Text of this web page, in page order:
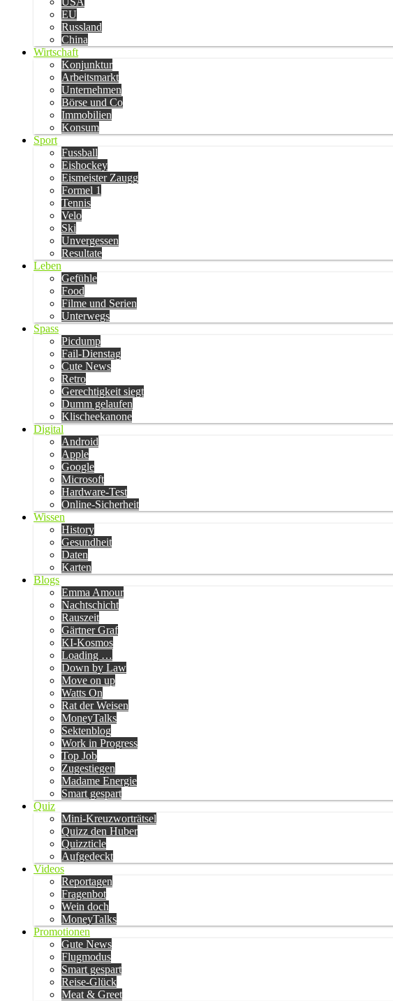
EU
Russland
China
Wirtschaft
Konjunktur
Arbeitsmarkt
Unternehmen
Börse und Co
Immobilien
Konsum
Sport
Fussball
Eishockey
Eismeister Zaugg
Formel 1
Tennis
Velo
Ski
Unvergessen
Resultate
Leben
Gefühle
Food
Filme und Serien
Unterwegs
Spass
Picdump
Fail-Dienstag
Cute News
Retro
Gerechtigkeit siegt
Dumm gelaufen
Klischeekanone
Digital
Android
Apple
Google
Microsoft
Hardware-Test
Online-Sicherheit
Wissen
History
Gesundheit
Daten
Karten
Blogs
Emma Amour
Nachtschicht
Rauszeit
Gärtner Graf
KI-Kosmos
Loading …
Down by Law
Move on up
Watts On
Rat der Weisen
MoneyTalks
Sektenblog
Work in Progress
Top Job
Zugestiegen
Madame Energie
Smart gespart
Quiz
Mini-Kreuzworträtsel
Quizz den Huber
Quizzticle
Aufgedeckt
Videos
Reportagen
Fragenbot
Wein doch
MoneyTalks
Promotionen
Gute News
Flugmodus
Smart gespart
Reise-Glück
Meat & Greet